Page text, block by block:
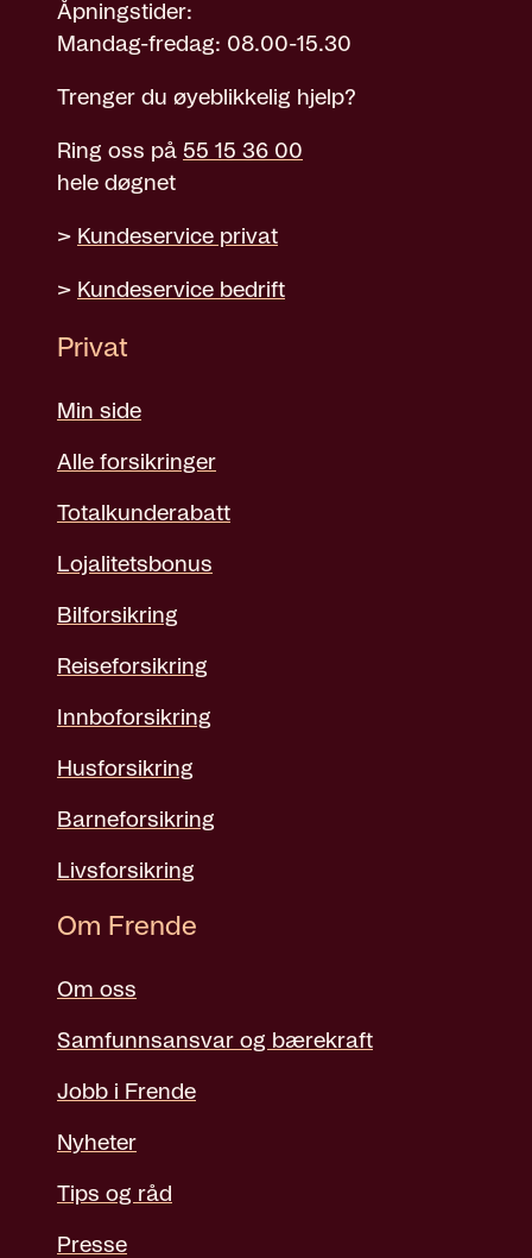
Åpningstider:
Mandag-fredag: 08.00-15.30
Trenger du øyeblikkelig hjelp?
Ring oss på 55 15 36 00
hele døgnet
> Kundeservice privat
> Kundeservice bedrift
Privat
Min side
Alle forsikringer
Totalkunderabatt
Lojalitetsbonus
Bilforsikring
Reiseforsikring
Innboforsikring
Husforsikring
Barneforsikring
Livsforsikring
Om Frende
Om oss
Samfunnsansvar og bærekraft
Jobb i Frende
Nyheter
Tips og råd
Presse